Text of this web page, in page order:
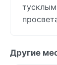
Другие